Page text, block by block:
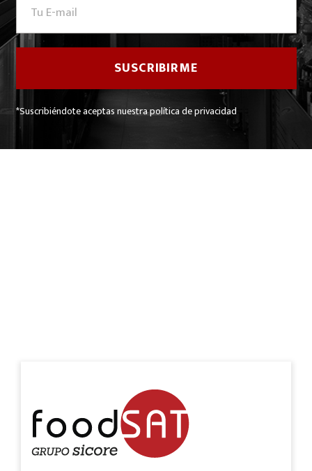
*Suscribiéndote aceptas nuestra política de privacidad